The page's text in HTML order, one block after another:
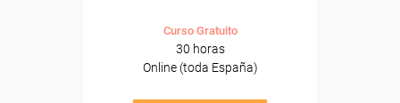
Curso Gratuito
30 horas
Online (toda España)